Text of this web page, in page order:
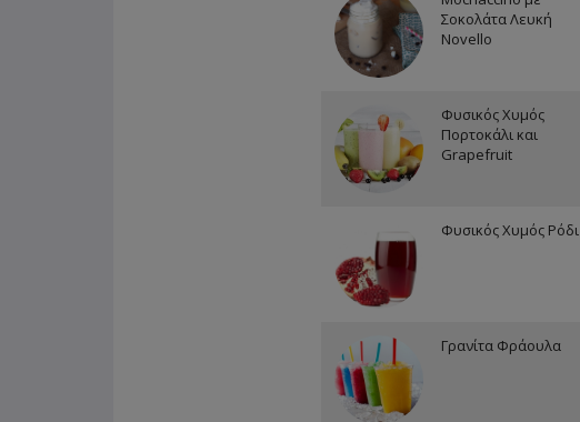
Σοκολάτα Λευκή
Novello
Φυσικός Χυμός
Πορτοκάλι και
Grapefruit
Φυσικός Χυμός Ρόδι
Γρανίτα Φράουλα